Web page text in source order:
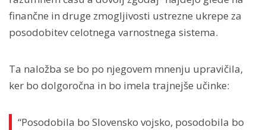
finančne in druge zmogljivosti ustrezne ukrepe za
posodobitev celotnega varnostnega sistema.
Ta naložba se bo po njegovem mnenju upravičila,
ker bo dolgoročna in bo imela trajnejše učinke:
“Posodobila bo Slovensko vojsko, posodobila bo